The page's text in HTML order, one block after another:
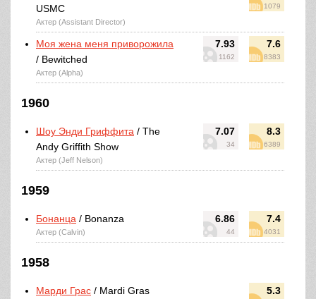
1079
USMC
Актер (Assistant Director)
7.93
1162
7.6
8383
Моя жена меня приворожила
/ Bewitched
Актер (Alpha)
1960
7.07
34
8.3
6389
Шоу Энди Гриффита / The
Andy Griffith Show
Актер (Jeff Nelson)
1959
6.86
44
7.4
4031
Бонанца / Bonanza
Актер (Calvin)
1958
5.3
Марди Грас / Mardi Gras